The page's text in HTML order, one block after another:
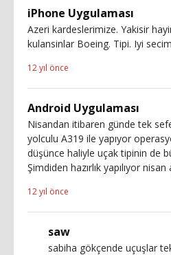
iPhone Uygulaması
Azeri kardeslerimize. Yakisir
kulansinlar Boeing. Tipi. Iyi
12 yıl önce
Android Uygulaması
Nisandan itibaren günde tek
yolculu A319 ile yapıyor
düşünce haliyle uçak tipinin de
Şimdiden hazırlık yapılıyor
12 yıl önce
saw
sabiha gökçende uçuşlar